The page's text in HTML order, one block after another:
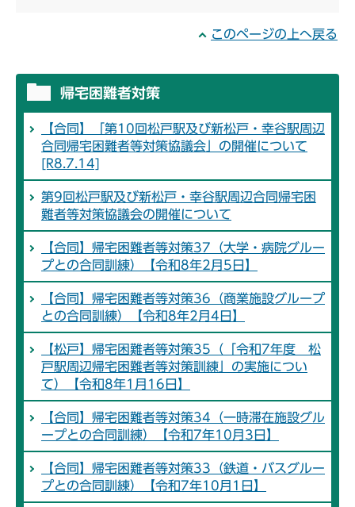
このページの上へ戻る
帰宅困難者対策
【合同】「第10回松戸駅及び新松戸・幸谷駅周辺
合同帰宅困難者等対策協議会」の開催について
[R8.7.14]
第9回松戸駅及び新松戸・幸谷駅周辺合同帰宅困
難者等対策協議会の開催について
【合同】帰宅困難者等対策37（大学・病院グルー
プとの合同訓練）【令和8年2月5日】
【合同】帰宅困難者等対策36（商業施設グループ
との合同訓練）【令和8年2月4日】
【松戸】帰宅困難者等対策35（「令和7年度 松
戸駅周辺帰宅困難者等対策訓練」の実施につい
て）【令和8年1月16日】
【合同】帰宅困難者等対策34（一時滞在施設グル
ープとの合同訓練）【令和7年10月3日】
【合同】帰宅困難者等対策33（鉄道・バスグルー
プとの合同訓練）【令和7年10月1日】